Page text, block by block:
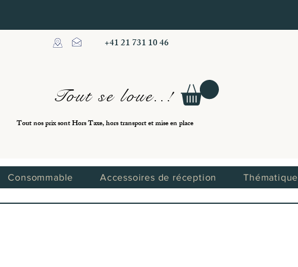
+41 21 731 10 46
Tout se loue..!
Tout nos prix sont Hors Taxe, hors transport et mise en place
Consommable Accessoires de réception Thématique